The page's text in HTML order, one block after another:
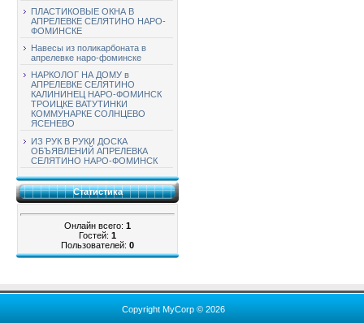
ПЛАСТИКОВЫЕ ОКНА В
АПРЕЛЕВКЕ СЕЛЯТИНО НАРО-
ФОМИНСКЕ
Навесы из поликарбоната в
апрелевке наро-фоминске
НАРКОЛОГ НА ДОМУ в
АПРЕЛЕВКЕ СЕЛЯТИНО
КАЛИНИНЕЦ НАРО-ФОМИНСК
ТРОИЦКЕ ВАТУТИНКИ
КОММУНАРКЕ СОЛНЦЕВО
ЯСЕНЕВО
ИЗ РУК В РУКИ ДОСКА
ОБЪЯВЛЕНИЙ АПРЕЛЕВКА
СЕЛЯТИНО НАРО-ФОМИНСК
Статистика
Онлайн всего: 1
Гостей: 1
Пользователей: 0
Copyright MyCorp © 2026